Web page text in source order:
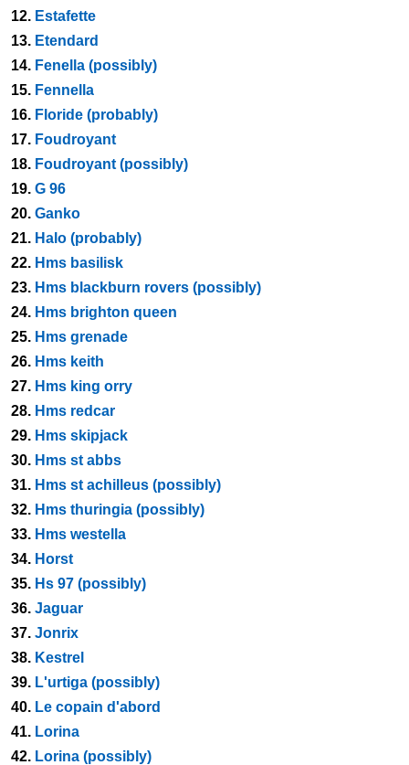
12. Estafette
13. Etendard
14. Fenella (possibly)
15. Fennella
16. Floride (probably)
17. Foudroyant
18. Foudroyant (possibly)
19. G 96
20. Ganko
21. Halo (probably)
22. Hms basilisk
23. Hms blackburn rovers (possibly)
24. Hms brighton queen
25. Hms grenade
26. Hms keith
27. Hms king orry
28. Hms redcar
29. Hms skipjack
30. Hms st abbs
31. Hms st achilleus (possibly)
32. Hms thuringia (possibly)
33. Hms westella
34. Horst
35. Hs 97 (possibly)
36. Jaguar
37. Jonrix
38. Kestrel
39. L'urtiga (possibly)
40. Le copain d'abord
41. Lorina
42. Lorina (possibly)